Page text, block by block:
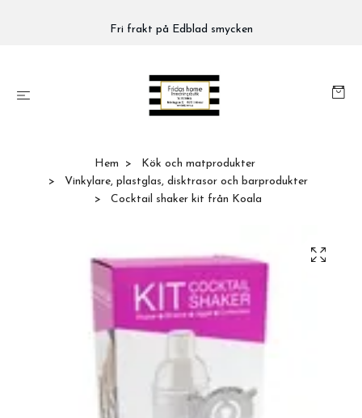
Fri frakt på Edblad smycken
Hem
Kök och matprodukter
Vinkylare, plastglas, disktrasor och barprodukter
Cocktail shaker kit från Koala